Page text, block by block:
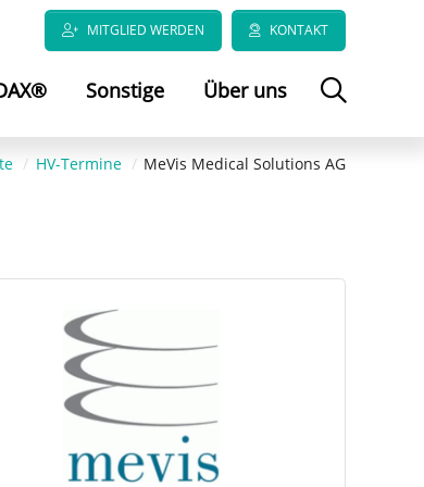
MITGLIED WERDEN KONTAKT
Sonstige Über uns
HV-Termine MeVis Medical Solutions AG